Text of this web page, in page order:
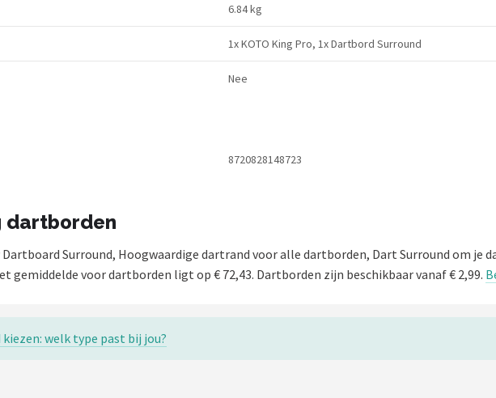
6.84 kg
1x KOTO King Pro, 1x Dartbord Surround
Nee
8720828148723
dartborden
Dartboard Surround, Hoogwaardige dartrand voor alle dartborden, Dart Surround om je
gemiddelde voor dartborden ligt op € 72,43. Dartborden zijn beschikbaar vanaf € 2,99.
welk type past bij jou?